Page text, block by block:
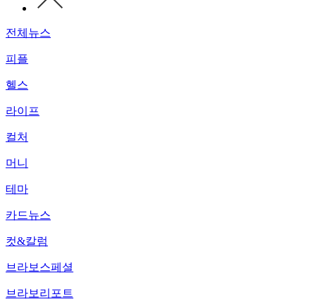
전체뉴스
피플
헬스
라이프
컬처
머니
테마
카드뉴스
컷&칼럼
브라보스페셜
브라보리포트